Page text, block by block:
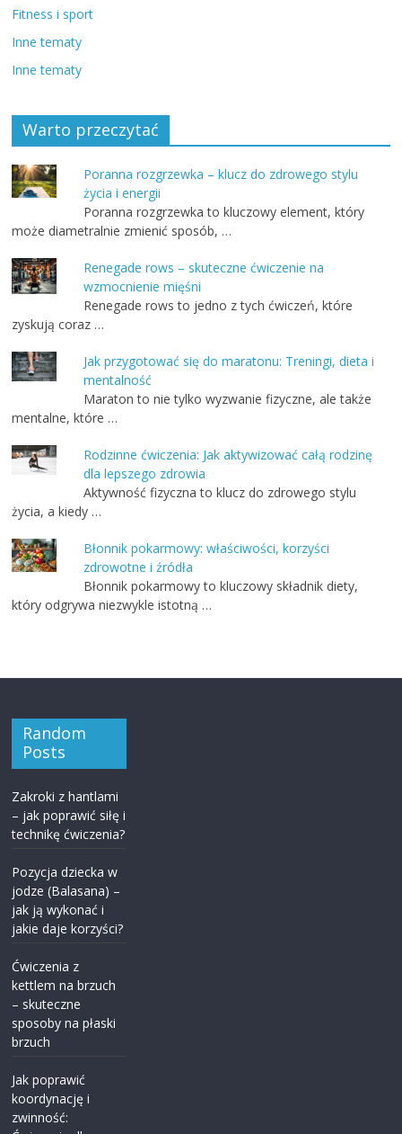
Fitness i sport
Inne tematy
Inne tematy
Warto przeczytać
Poranna rozgrzewka – klucz do zdrowego stylu
życia i energii
Poranna rozgrzewka to kluczowy element, który
może diametralnie zmienić sposób, …
Renegade rows – skuteczne ćwiczenie na
wzmocnienie mięśni
Renegade rows to jedno z tych ćwiczeń, które
zyskują coraz …
Jak przygotować się do maratonu: Treningi, dieta i
mentalność
Maraton to nie tylko wyzwanie fizyczne, ale także
mentalne, które …
Rodzinne ćwiczenia: Jak aktywizować całą rodzinę
dla lepszego zdrowia
Aktywność fizyczna to klucz do zdrowego stylu
życia, a kiedy …
Błonnik pokarmowy: właściwości, korzyści
zdrowotne i źródła
Błonnik pokarmowy to kluczowy składnik diety,
który odgrywa niezwykle istotną …
Random
Posts
Zakroki z hantlami
– jak poprawić siłę i
technikę ćwiczenia?
Pozycja dziecka w
jodze (Balasana) –
jak ją wykonać i
jakie daje korzyści?
Ćwiczenia z
kettlem na brzuch
– skuteczne
sposoby na płaski
brzuch
Jak poprawić
koordynację i
zwinność: